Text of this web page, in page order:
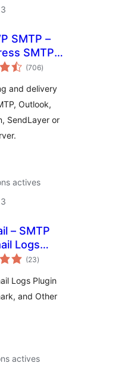
SMTP –
SMTP
Logs:
and
(706puntuacions
totals
)
and delivery
Outlook,
SendLayer or
actives
– SMTP
Logs
Amazon
(23puntuacions
totals
)
Logs Plugin
and Other
actives